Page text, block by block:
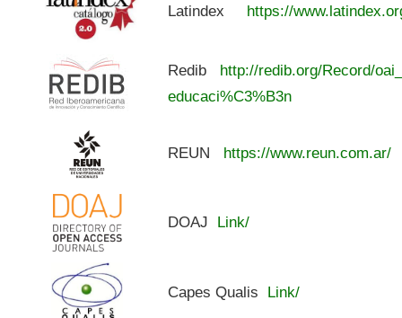
Latindex https://
Redib
http://redib.org/Record/
educaci%C3%B3n
REUN https://www.reun.com.ar/
DOAJ Link/
Capes Qualis Link/